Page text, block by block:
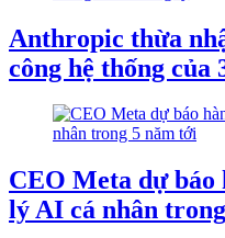
Anthropic thừa
công hệ thống của
CEO Meta dự báo
lý AI cá nhân